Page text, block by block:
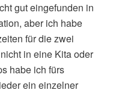
gut eingefunden in
aber ich habe
für die zwei
in eine Kita oder
habe ich fürs
ein einzelner